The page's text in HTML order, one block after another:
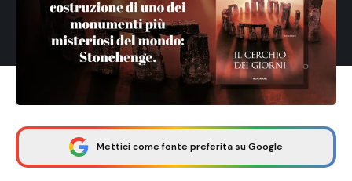
Mettici come fonte preferita su Google